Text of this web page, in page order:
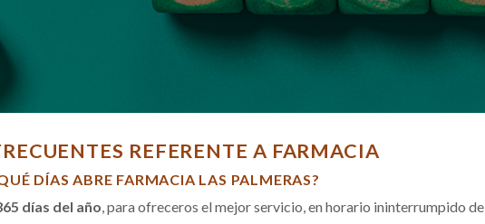
REFERENTE A FARMACIA
DÍAS ABRE FARMACIA LAS PALMERAS?
días del año, para ofreceros el mejor servicio, en horario ininterrumpido de